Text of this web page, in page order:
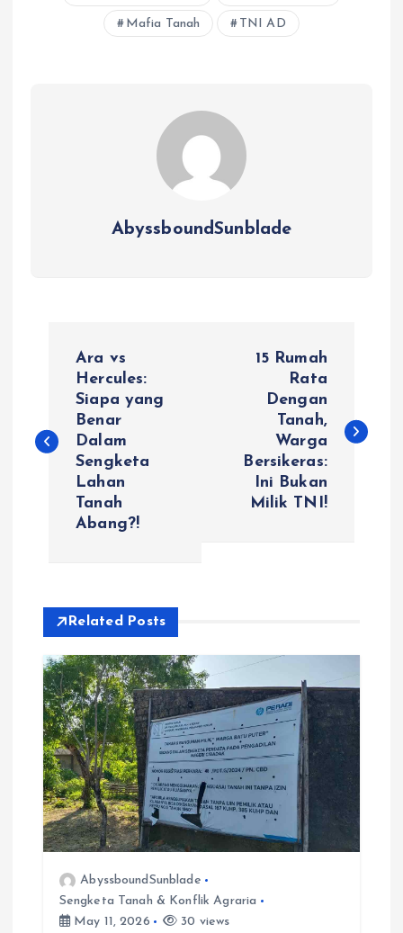
Mafia Tanah TNI AD
AbyssboundSunblade
s
v
g
a
t
Ara vs
Hercules:
Siapa yang
Benar
Dalam
Sengketa
Lahan
Tanah
Abang?!
15 Rumah
Rata
Dengan
Tanah,
Warga
Bersikeras:
Ini Bukan
Milik TNI!
Related Posts
AbyssboundSunblade
Sengketa Tanah & Konflik Agraria
May 11, 2026
30 views